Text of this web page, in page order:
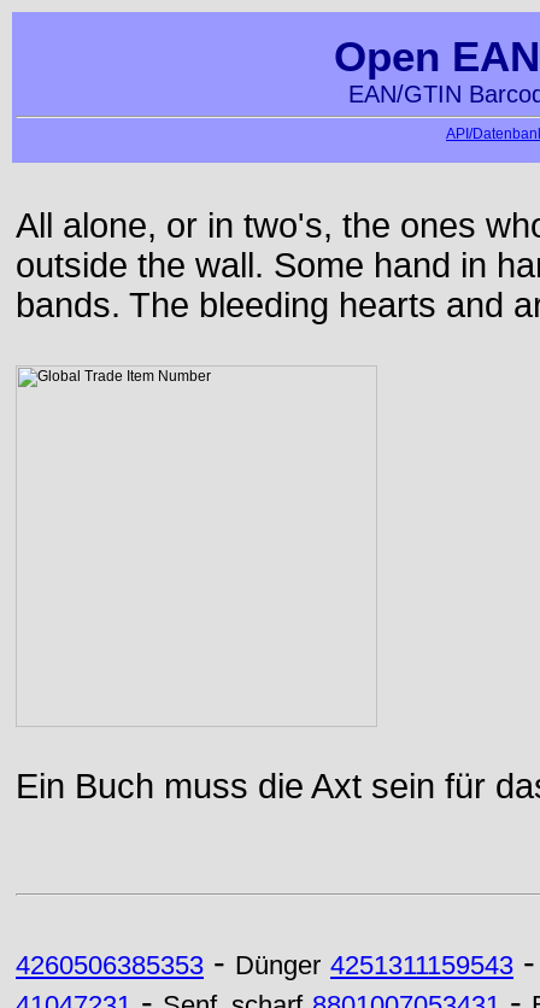
Open
EAN/GTIN
API/
All alone, or in two's, the ones
outside the wall. Some hand in
bands. The bleeding hearts and
Ein Buch muss die Axt sein für
4260506385353 - Dünger 4251311159543